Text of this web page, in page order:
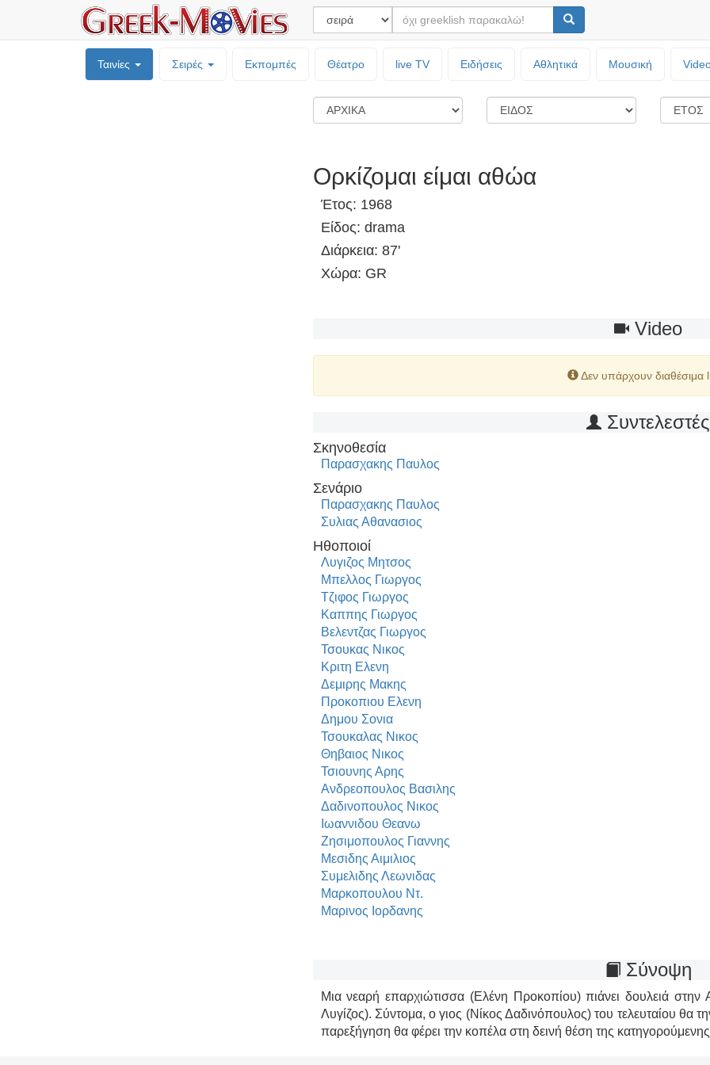
Ταινίες Σειρές Εκπομπές Θέατρο live TV Ειδήσεις Αθλητικά Μουσική
Ορκίζομαι είμαι αθώα
Έτος: 1968
Είδος: drama
Διάρκεια: 87'
Χώρα: GR
Video
Δεν υπάρχουν διαθέσιμα
Συντελεστές
Σκηνοθεσία
Παρασχακης Παυλος
Σενάριο
Παρασχακης Παυλος
Συλιας Αθανασιος
Ηθοποιοί
Λυγιζος Μητσος
Μπελλος Γιωργος
Τζιφος Γιωργος
Καππης Γιωργος
Βελεντζας Γιωργος
Τσουκας Νικος
Κριτη Ελενη
Δεμιρης Μακης
Προκοπιου Ελενη
Δημου Σονια
Τσουκαλας Νικος
Θηβαιος Νικος
Τσιουνης Αρης
Ανδρεοπουλος Βασιλης
Δαδινοπουλος Νικος
Ιωαννιδου Θεανω
Ζησιμοπουλος Γιαννης
Μεσιδης Αιμιλιος
Συμελιδης Λεωνιδας
Μαρκοπουλου Ντ.
Μαρινος Ιορδανης
Σύνοψη
Μια νεαρή επαρχιώτισσα (Ελένη Προκοπίου) πιάνει δουλειά
Λυγίζος). Σύντομα, ο γιος (Νίκος Δαδινόπουλος) του τελευταίου θα
παρεξήγηση θα φέρει την κοπέλα στη δεινή θέση της